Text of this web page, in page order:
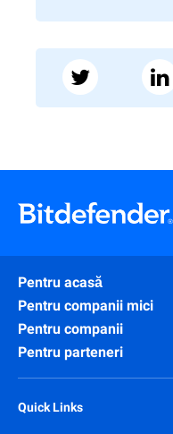
Pentru acasă
Pentru companii mici
Pentru companii
Pentru parteneri
Quick Links